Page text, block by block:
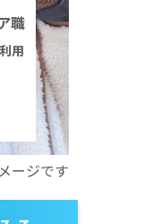
職
用
ージです